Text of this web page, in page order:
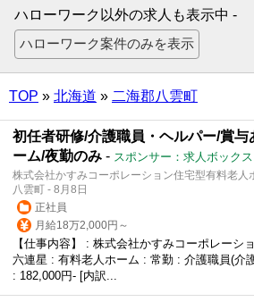
ハローワーク以外の求人も表示中 -
TOP » 北海道 » 二海郡八雲町
初任者研修/介護職員・ヘルパー/賞与
ーム/夜勤のみ - スポンサー：求人ボックス
株式会社かすみコーポレーション住宅型有料老人
八雲町 - 8月8日
正社員
月給18万2,000円～
【仕事内容】 : 株式会社かすみコーポレーシ
六連星 : 有料老人ホーム : 常勤 : 介護職員(介
: 182,000円- [内訳...